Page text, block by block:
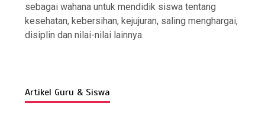
sebagai wahana untuk mendidik siswa tentang
kesehatan, kebersihan, kejujuran, saling menghargai,
disiplin dan nilai-nilai lainnya.
Artikel Guru & Siswa